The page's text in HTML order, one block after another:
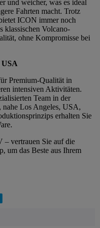
und weicher, was es ideal
Fahrten macht. Trotz
ICON immer noch
klassischen Volcano-
ohne Kompromisse bei
USA
Premium-Qualität in
intensiven Aktivitäten.
Team in der
nahe Los Angeles, USA,
erhalten Sie
– vertrauen Sie auf die
um das Beste aus Ihrem